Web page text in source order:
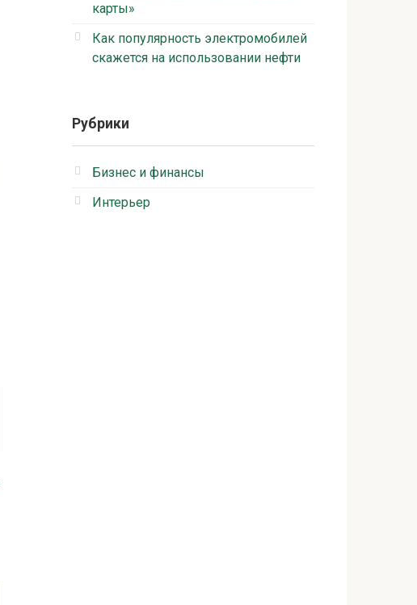
карты»
Как популярность электромобилей
скажется на использовании нефти
Рубрики
Бизнес и финансы
Интерьер